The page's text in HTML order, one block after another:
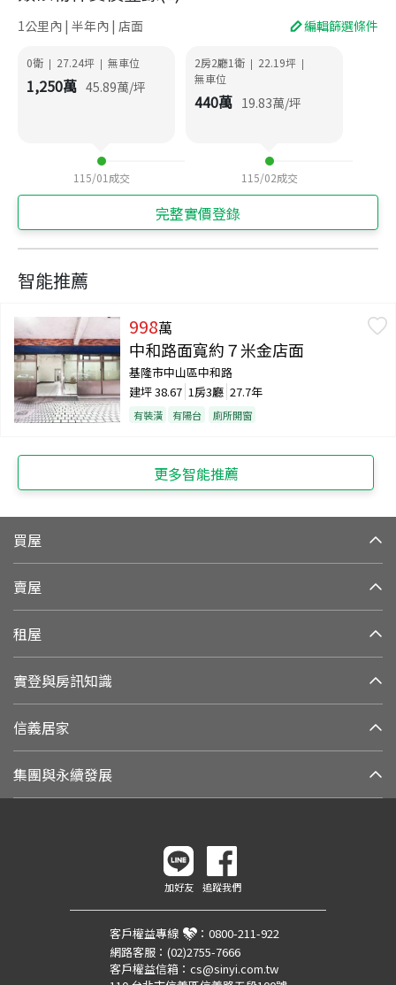
1公里內 | 半年內 | 店面 編輯篩選條件
0衛 | 27.24坪 | 無車位
1,250萬 45.89萬/坪
115/01 成交
2房2廳1衛 | 22.19坪 |
無車位
440萬 19.83萬/坪
115/02成交
完整實價登錄
智能推薦
998萬
中和路面寬約７米金店面
基隆市中山區中和路
建坪38.67 1房3廳 27.7年
有裝潢 有陽台 廁所開窗
更多智能推薦
買屋
賣屋
租屋
實登與房訊知識
信義居家
集團與永續發展
加好友 追蹤我們
客戶權益專線 ： 0800-211-922
網路客服： (02)2755-7666
客戶權益信箱： cs@sinyi.com.tw